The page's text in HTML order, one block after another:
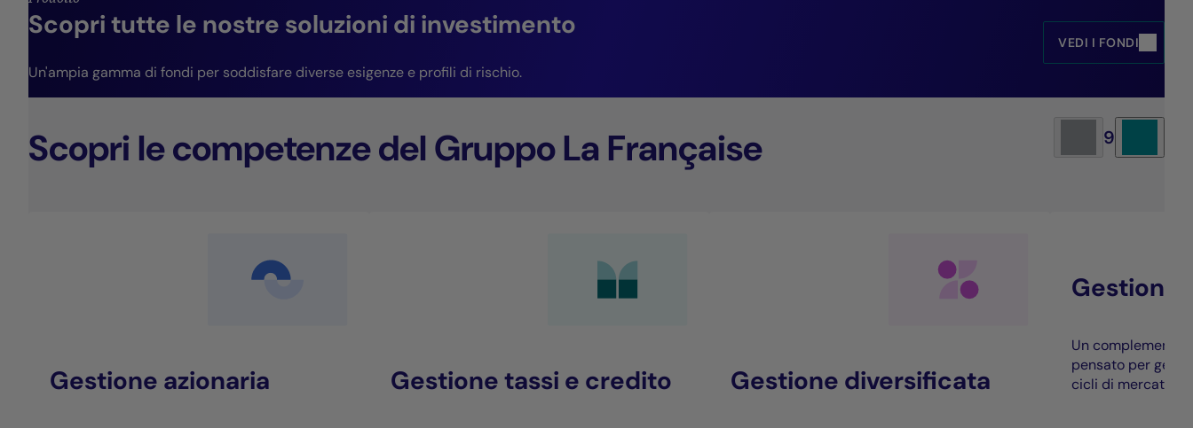
Scopri tutte le nostre soluzioni di investimento
Un'ampia gamma di fondi per soddisfare diverse esigenze e profili di rischio.
VEDI I FONDI
Scopri le competenze del Gruppo La Française 9
Gestione azionaria Gestione tassi e credito Gestione diversificata
Gestione
Un complemento
pensato per
cicli di mercato.